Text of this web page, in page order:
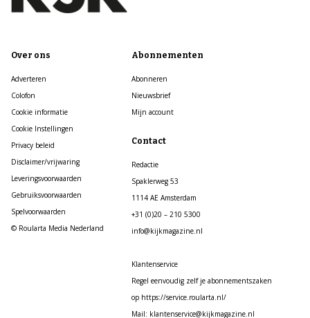
Over ons
Adverteren
Colofon
Cookie informatie
Cookie Instellingen
Privacy beleid
Disclaimer/vrijwaring
Leveringsvoorwaarden
Gebruiksvoorwaarden
Spelvoorwaarden
© Roularta Media Nederland
Abonnementen
Abonneren
Nieuwsbrief
Mijn account
Contact
Redactie
Spaklerweg 53
1114 AE Amsterdam
+31 (0)20 – 210 5300
info@kijkmagazine.nl
Klantenservice
Regel eenvoudig zelf je abonnementszaken
op https://service.roularta.nl/
Mail: klantenservice@kijkmagazine.nl